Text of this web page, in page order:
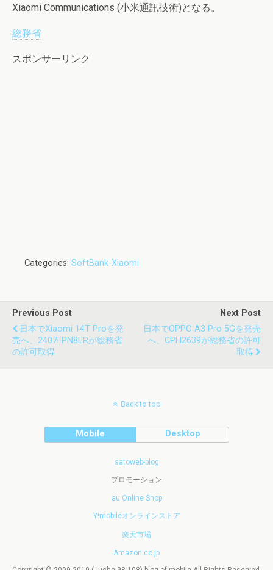
Xiaomi Communications (小米通訊技術)となる。
総務省
スポンサーリンク
Categories: SoftBank-Xiaomi
Previous Post
日本でXiaomi 14T Proを発
売へ、2407FPN8ERが総務省
の許可取得
Next Post
日本でOPPO A3 Pro 5Gを発売
へ、CPH2639が総務省の許可
取得
Back to top
Mobile Desktop
satoweb-blog
プロモーション
au Online Shop
Y!mobileオンラインストア
楽天市場
Amazon.co.jp